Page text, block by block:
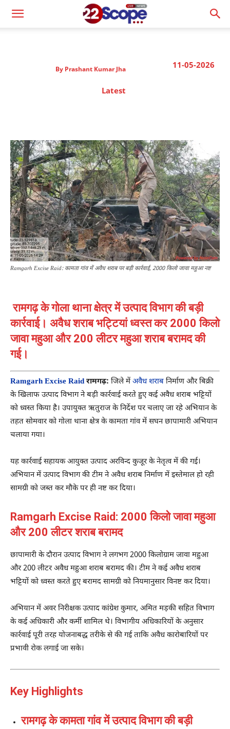
11-05-2026
By Prashant Kumar Jha
Latest
Ramgarh Excise Raid: कामता गांव में अवैध शराब पर बड़ी कार्रवाई, 2000 किलो जावा महुआ नष्ट
रामगढ़ के गोला थाना क्षेत्र में उत्पाद विभाग की बड़ी
कार्रवाई। अवैध शराब भट्टियां ध्वस्त कर 2000 किलो
जावा महुआ और 200 लीटर महुआ शराब बरामद की
गई।
Ramgarh Excise Raid रामगढ़: जिले मेंअवैध शराब निर्माण और बिक्री
के खिलाफ उत्पाद विभाग ने बड़ी कार्रवाई करते हुए कई अवैध शराब भट्टियों
को ध्वस्त किया है। उपायुक्त ऋतुराज के निर्देश पर चलाए जा रहे अभियान के
तहत सोमवार को गोला थाना क्षेत्र के कामता गांव में सघन छापामारी अभियान
चलाया गया।
यह कार्रवाई सहायक आयुक्त उत्पाद अरविन्द कुजूर के नेतृत्व में की गई।
अभियान में उत्पाद विभाग की टीम ने अवैध शराब निर्माण में इस्तेमाल हो रही
सामग्री को जब्त कर मौके पर ही नष्ट कर दिया।
Ramgarh Excise Raid: 2000 किलो जावा महुआ
और 200 लीटर शराब बरामद
छापामारी के दौरान उत्पाद विभाग ने लगभग 2000 किलोग्राम जावा महुआ
और 200 लीटर अवैध महुआ शराब बरामद की। टीम ने कई अवैध शराब
भट्टियों को ध्वस्त करते हुए बरामद सामग्री को नियमानुसार विनष्ट कर दिया।
अभियान में अवर निरीक्षक उत्पाद कांग्रेश कुमार, अमित मड़की सहित विभाग
के कई अधिकारी और कर्मी शामिल थे। विभागीय अधिकारियों के अनुसार
कार्रवाई पूरी तरह योजनाबद्ध तरीके से की गई ताकि अवैध कारोबारियों पर
प्रभावी रोक लगाई जा सके।
Key Highlights
रामगढ़ के कामता गांव में उत्पाद विभाग की बड़ी